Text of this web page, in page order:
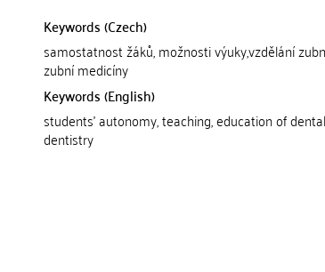
Keywords (Czech)
samostatnost žáků, možnosti výuky,vzdělání
zubní medicíny
Keywords (English)
students' autonomy, teaching, education of
dentistry